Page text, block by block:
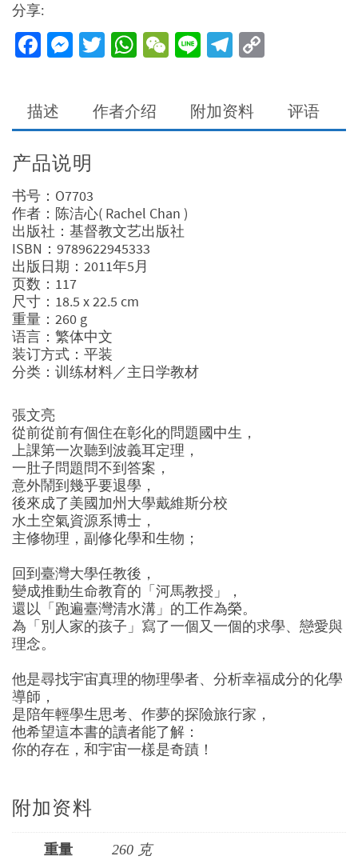
宝
物
开
分享:
Facebook
Messenger
Twitter
WhatsApp
WeChat
LineTelegram
描述 作者介绍 附加资料 评语
产品说明
书号：O7703
作者：陈洁心( Rachel Chan )
出版社：基督教文艺出版社
ISBN：9789622945333
出版日期：2011年5月
页数：117
尺寸：18.5 x 22.5 cm
重量：260 g
语言：繁体中文
装订方式：平装
分类：训练材料／主日学教材
張文亮
從前從前有個住在彰化的問題國中生，
上課第一次聽到波義耳定理，
一肚子問題問不到答案，
意外鬧到幾乎要退學，
後來成了美國加州大學戴維斯分校
水土空氣資源系博士，
主修物理，副修化學和生物；
回到臺灣大學任教後，
變成推動生命教育的「河馬教授」，
還以「跑遍臺灣清水溝」的工作為榮。
為「別人家的孩子」寫了一個又一個的求學、戀愛與
理念。
他是尋找宇宙真理的物理學者、分析幸福成分的化學
導師，
是陪年輕學生思考、作夢的探險旅行家，
他希望這本書的讀者能了解：
你的存在，和宇宙一樣是奇蹟！
附加资料
重量 260 克